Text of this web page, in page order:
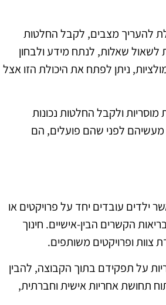
להעריך מצבים, לקבל החלטות
לשאול שאלות, לנתח מידע ולבחון
ניתן לפתח את היכולת הזו אצל
ולקבל החלטות נכונות
לפני שהם פועלים, הם
ילדים עובדים יחד על פרויקטים או
הקשרים הבין-אישיים. חינוך
צוות ופרויקטים משותפים.
על תפקידם בתוך הקבוצה, להבין
תחושת אחריות אישית וחברתית,